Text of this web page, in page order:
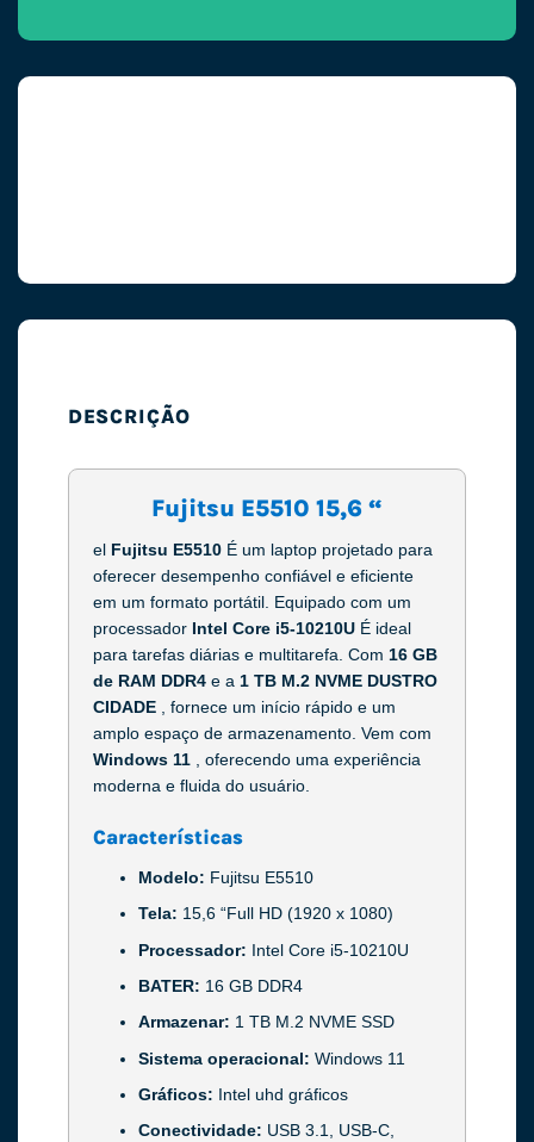
DESCRIÇÃO
Fujitsu E5510 15,6 “
el Fujitsu E5510 É um laptop projetado para
oferecer desempenho confiável e eficiente
em um formato portátil. Equipado com um
processador Intel Core i5-10210U É ideal
para tarefas diárias e multitarefa. Com 16 GB
de RAM DDR4 e a 1 TB M.2 NVME DUSTRO
CIDADE , fornece um início rápido e um
amplo espaço de armazenamento. Vem com
Windows 11 , oferecendo uma experiência
moderna e fluida do usuário.
Características
Modelo: Fujitsu E5510
Tela: 15,6 “Full HD (1920 x 1080)
Processador: Intel Core i5-10210U
BATER: 16 GB DDR4
Armazenar: 1 TB M.2 NVME SSD
Sistema operacional: Windows 11
Gráficos: Intel uhd gráficos
Conectividade: USB 3.1, USB-C,